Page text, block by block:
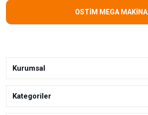
OSTİM MEGA MAKİNA
Kurumsal
Kategoriler